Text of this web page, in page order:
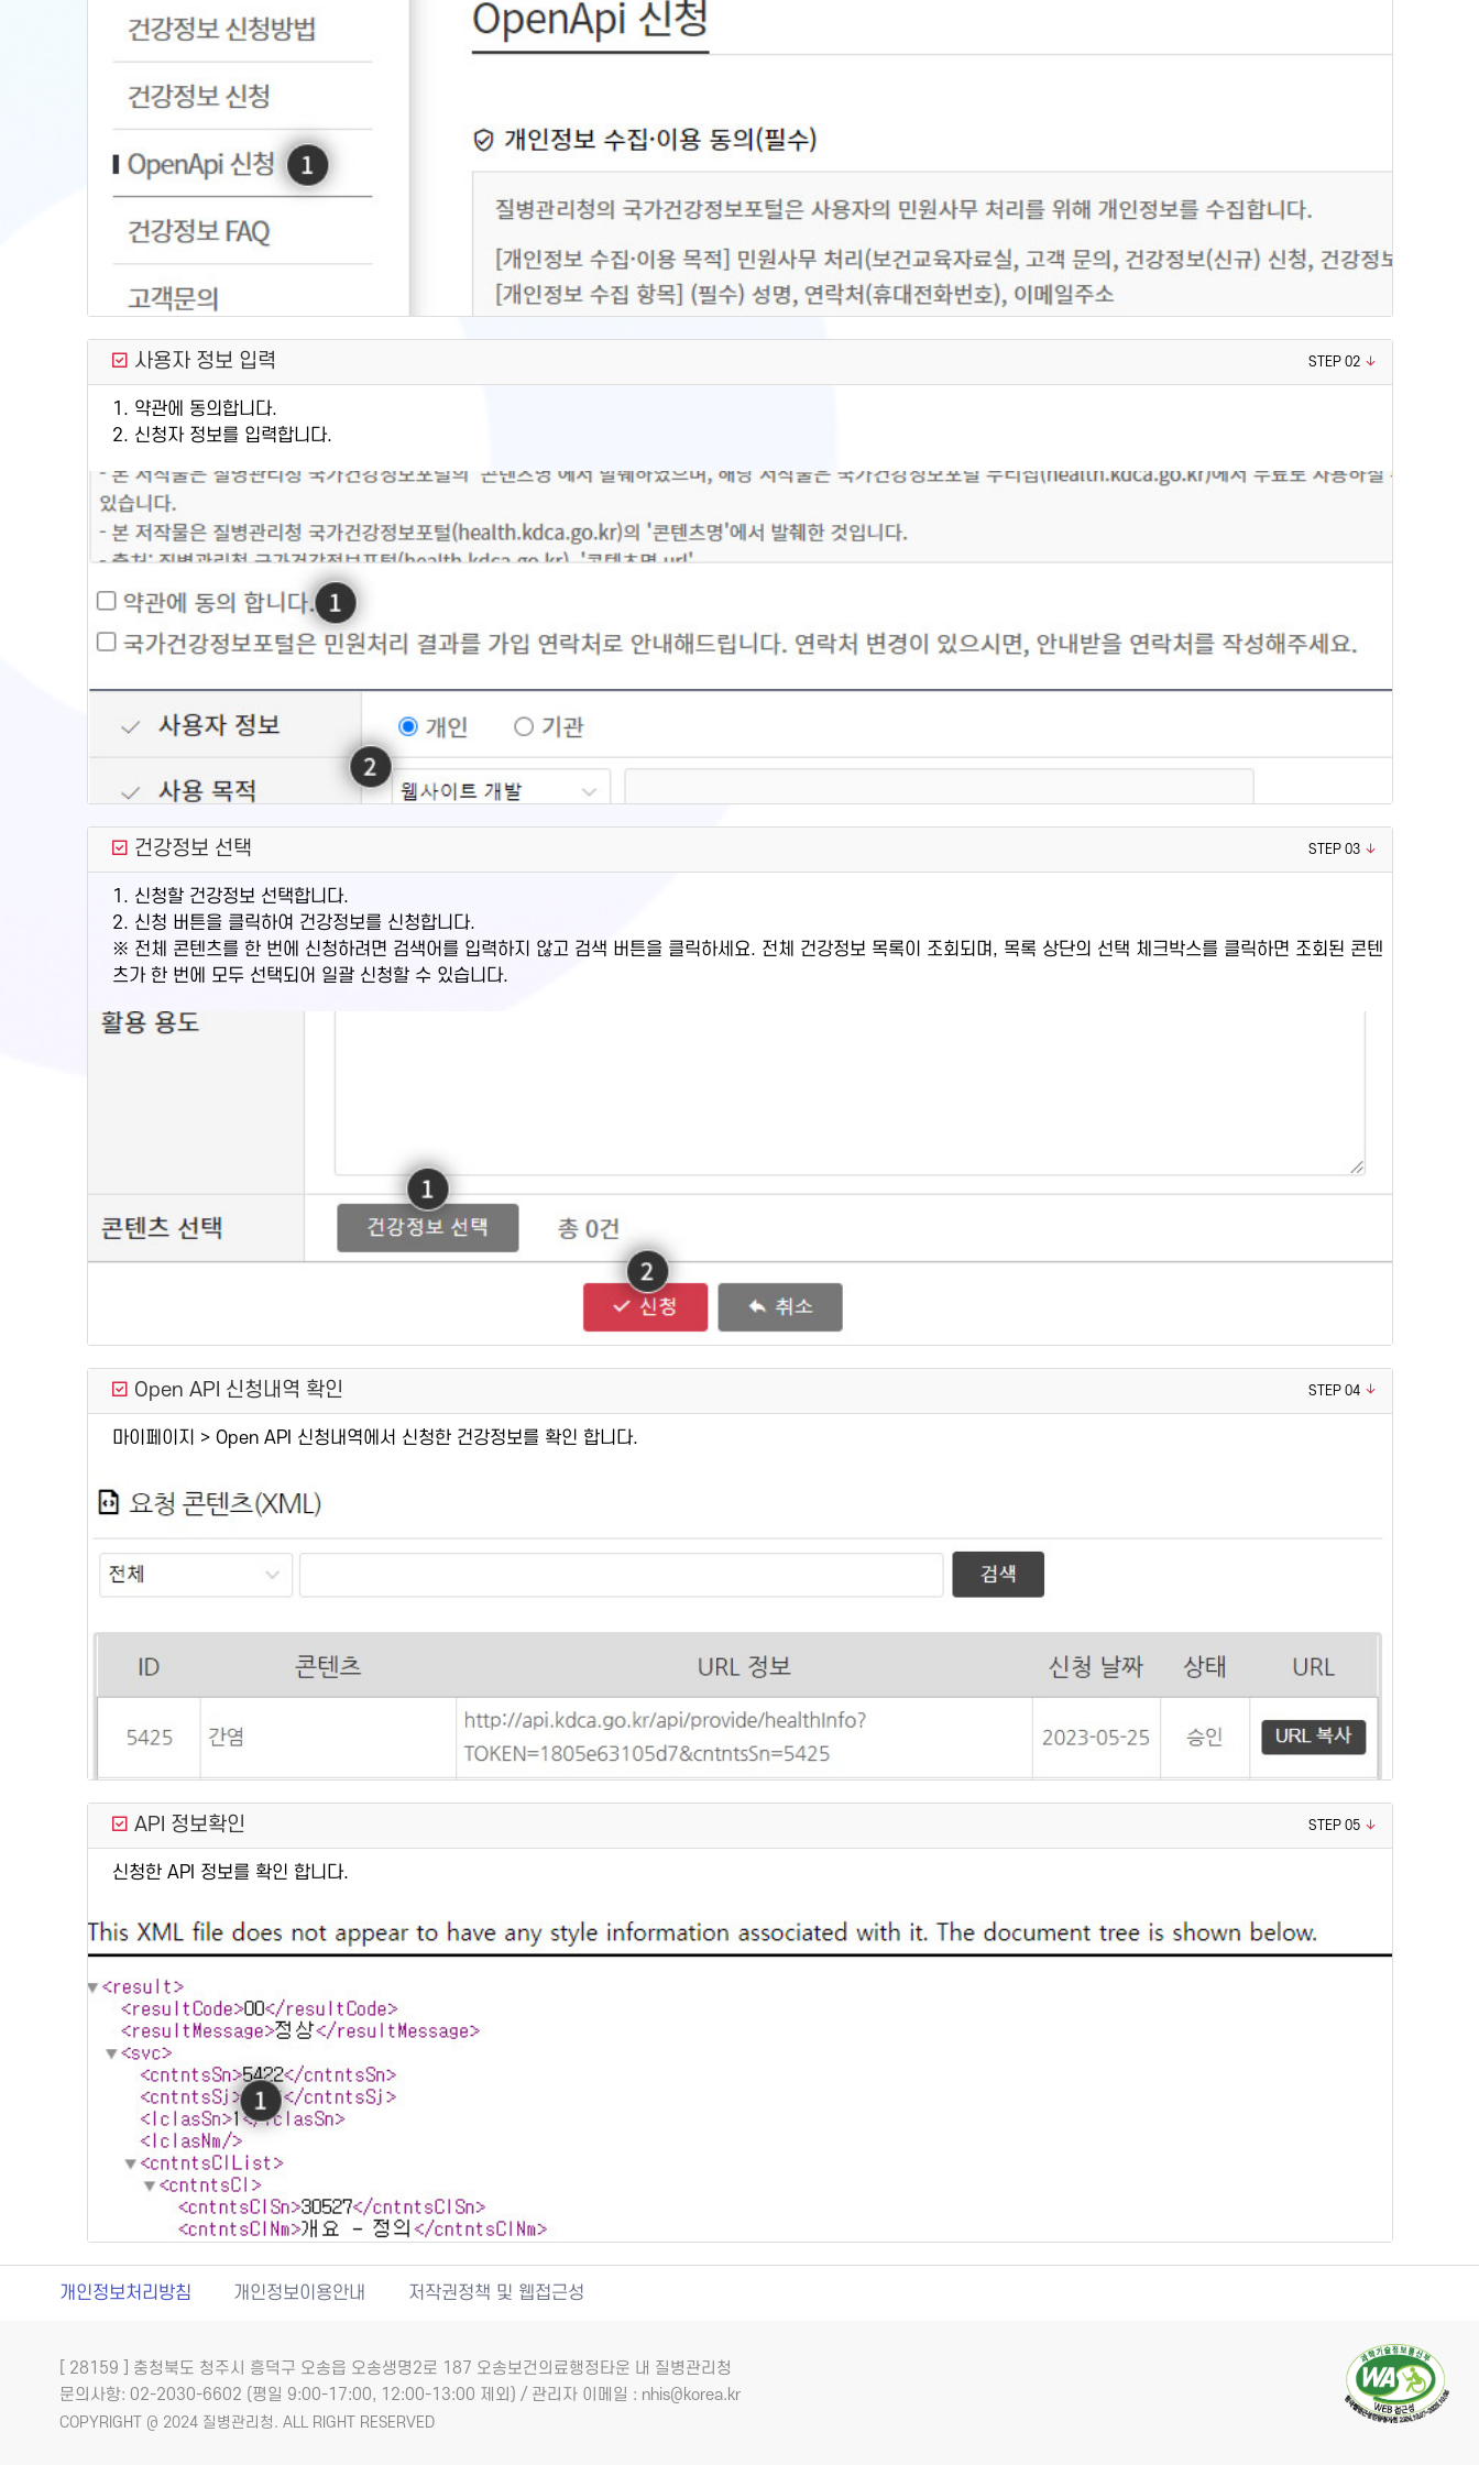
사용자 정보 입력 STEP 02
1. 약관에 동의합니다.
2. 신청자 정보를 입력합니다.
건강정보 선택 STEP 03
1. 신청할 건강정보 선택합니다.
2. 신청 버튼을 클릭하여 건강정보를 신청합니다.
※ 전체 콘텐츠를 한 번에 신청하려면 검색어를 입력하지 않고 검색 버튼을 클릭하세요. 전체 건강정보 목록이 조회되며, 목록 상단의 선택 체크박스를 클릭하면 조회된 콘텐
츠가 한 번에 모두 선택되어 일괄 신청할 수 있습니다.
Open API 신청내역 확인 STEP 04
마이페이지 > Open API 신청내역에서 신청한 건강정보를 확인 합니다.
API 정보확인 STEP 05
신청한 API 정보를 확인 합니다.
개인정보처리방침 개인정보이용안내 저작권정책 및 웹접근성
[ 28159 ] 충청북도 청주시 흥덕구 오송읍 오송생명2로 187 오송보건의료행정타운 내 질병관리청
문의사항: 02-2030-6602 (평일 9:00-17:00, 12:00-13:00 제외) / 관리자 이메일 : nhis@korea.kr
COPYRIGHT @ 2024 질병관리청. ALL RIGHT RESERVED